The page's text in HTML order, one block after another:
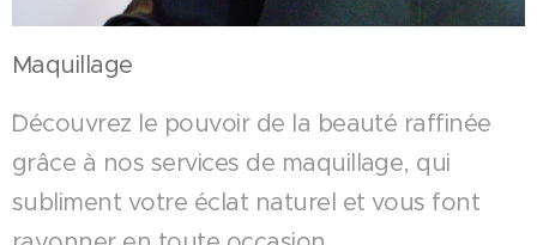
Maquillage
`Découvrez le pouvoir de la beauté raffinée
grâce à nos services de maquillage, qui
subliment votre éclat naturel et vous font